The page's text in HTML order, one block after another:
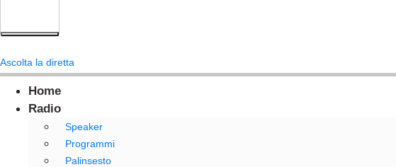
Ascolta la diretta
Home
Radio
Speaker
Programmi
Palinsesto